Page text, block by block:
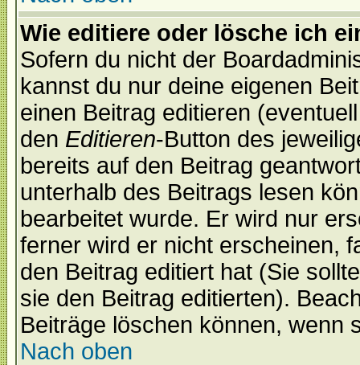
Wie editiere oder lösche ich
Sofern du nicht der
kannst du nur deine eigenen
einen Beitrag editieren
den Editieren-Button des
bereits auf den Beitrag
unterhalb des Beitrags lesen
bearbeitet wurde. Er wird nur
ferner wird er nicht erscheinen,
den Beitrag editiert hat (Sie
sie den Beitrag editierten).
Beiträge löschen können, wenn
Nach oben